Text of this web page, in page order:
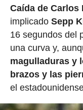
Caída de Carlos
implicadoSepp
16 segundos del
una curva y,
magulladuras y
brazos y las
el